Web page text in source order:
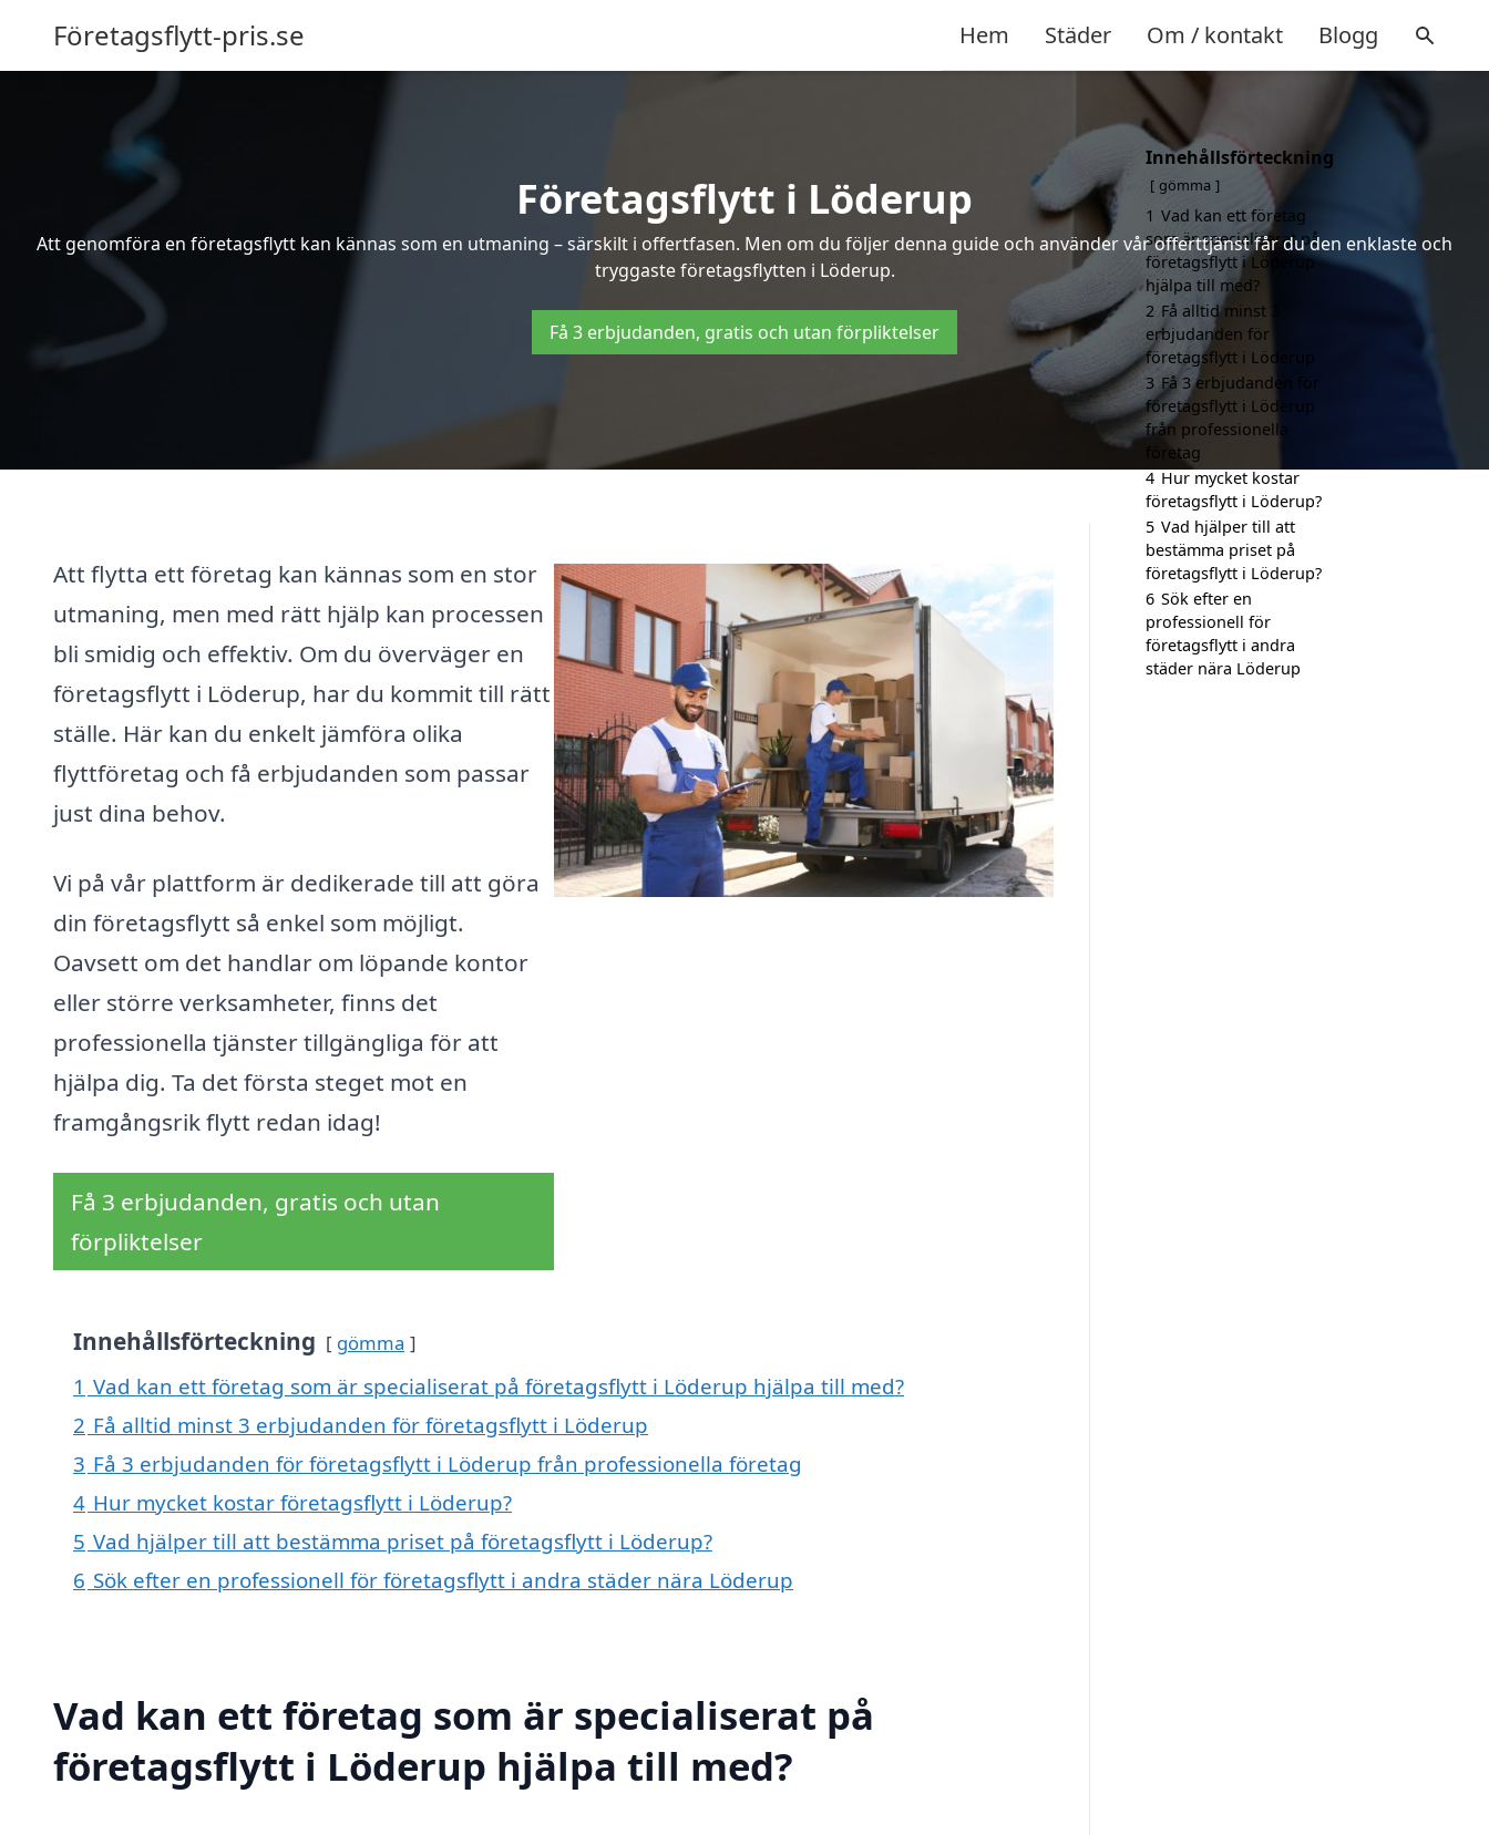
Företagsflytt-pris.se Hem Städer Om / kontakt Blogg
Företagsflytt i Löderup
Att genomföra en företagsflytt kan kännas som en utmaning – särskilt i offertfasen. Men om du följer denna guide och använder vår offerttjänst får du den enklaste och
tryggaste företagsflytten i Löderup.
Få 3 erbjudanden, gratis och utan förpliktelser
Att flytta ett företag kan kännas som en stor
utmaning, men med rätt hjälp kan processen
bli smidig och effektiv. Om du överväger en
företagsflytt i Löderup, har du kommit till rätt
ställe. Här kan du enkelt jämföra olika
flyttföretag och få erbjudanden som passar
just dina behov.
Vi på vår plattform är dedikerade till att göra
din företagsflytt så enkel som möjligt.
Oavsett om det handlar om löpande kontor
eller större verksamheter, finns det
professionella tjänster tillgängliga för att
hjälpa dig. Ta det första steget mot en
framgångsrik flytt redan idag!
Få 3 erbjudanden, gratis och utan
förpliktelser
Innehållsförteckning gömma
1 Vad kan ett företag som är specialiserat på företagsflytt i Löderup hjälpa till med?
2 Få alltid minst 3 erbjudanden för företagsflytt i Löderup
3 Få 3 erbjudanden för företagsflytt i Löderup från professionella företag
4 Hur mycket kostar företagsflytt i Löderup?
5 Vad hjälper till att bestämma priset på företagsflytt i Löderup?
6 Sök efter en professionell för företagsflytt i andra städer nära Löderup
Vad kan ett företag som är specialiserat på
företagsflytt i Löderup hjälpa till med?
Innehållsförteckning
gömma
1 Vad kan ett företag
som är specialiserat på
företagsflytt i Löderup
hjälpa till med?
2 Få alltid minst 3
erbjudanden för
företagsflytt i Löderup
3 Få 3 erbjudanden för
företagsflytt i Löderup
från professionella
företag
4 Hur mycket kostar
företagsflytt i Löderup?
5 Vad hjälper till att
bestämma priset på
företagsflytt i Löderup?
6 Sök efter en
professionell för
företagsflytt i andra
städer nära Löderup